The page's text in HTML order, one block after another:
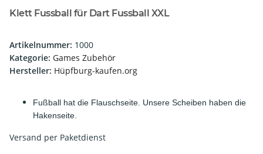
Klett Fussball für Dart Fussball XXL
Artikelnummer: 1000
Kategorie: Games Zubehör
Hersteller: Hüpfburg-kaufen.org
Fußball hat die Flauschseite. Unsere Scheiben haben die
Hakenseite.
Versand per Paketdienst